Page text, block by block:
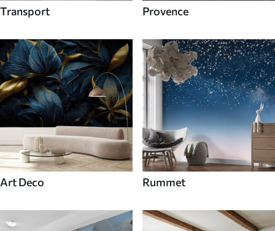
Transport Provence
Art Deco Rummet